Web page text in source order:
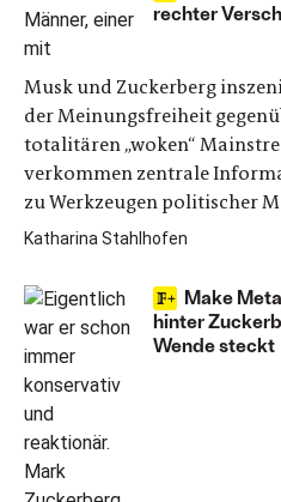
rechter
Musk und Zuckerberg
der Meinungsfreiheit
totalitären „woken“
verkommen zentrale
zu Werkzeugen politischer
Katharina Stahlhofen
Make
hinter
Wende steckt